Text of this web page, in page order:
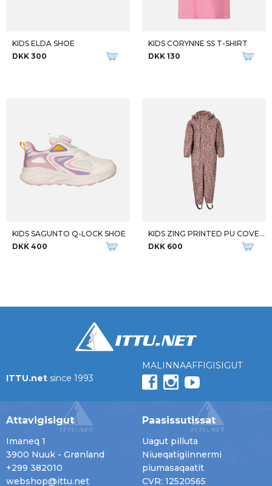
KIDS ELDA SHOE
DKK 300
KIDS CORYNNE SS T-SHIRT
DKK 130
KIDS SAGUNTO Q-LOCK SHOE
DKK 400
KIDS ZING PRINTED PU COVERALL
DKK 600
ITTU.net since 1993
MALINNAAFFIGISIGUT
Attavigisigut
Imaneq 1
3900 Nuuk - Grønland
+299 382010
webshop@ittu.net
Paasissutissat
Uagut pilluta
Niueqatigiinnermi
piumasaqaatit
CVR: 12520565